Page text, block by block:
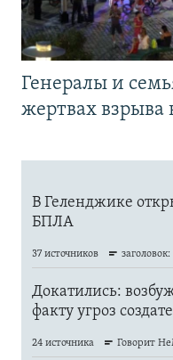
Генералы и
жертвах взрыва